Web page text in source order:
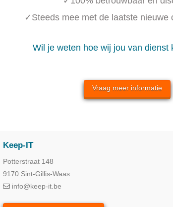
✓Steeds mee met de laatste nieuwe
Wil je weten hoe wij jou van dienst
Vraag meer informatie
Keep-IT
Potterstraat 148
9170 Sint-Gillis-Waas
info@keep-it.be